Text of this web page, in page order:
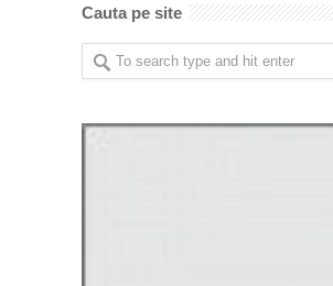
Cauta pe site